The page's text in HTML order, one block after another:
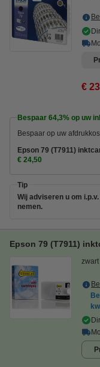
€
Bespaar 64,3% op uw
Bespaar op uw
Epson 79 (T7911)
€ 24,50
Tip
Wij adviseren u om
nemen.
Epson 79 (T7911)
zwart